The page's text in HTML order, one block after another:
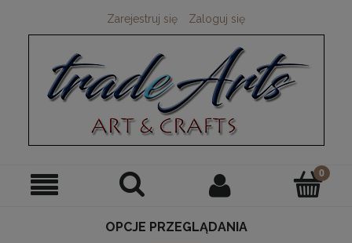
Zarejestruj się Zaloguj się
OPCJE PRZEGLĄDANIA